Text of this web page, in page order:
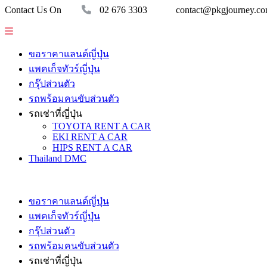
Contact Us On 02 676 3303
ขอราคาแลนด์ญี่ปุ่น
แพคเก็จทัวร์ญี่ปุ่น
กรุ๊ปส่วนตัว
รถพร้อมคนขับส่วนตัว
รถเช่าที่ญี่ปุ่น
TOYOTA RENT A CAR
EKI RENT A CAR
HIPS RENT A CAR
Thailand DMC
ขอราคาแลนด์ญี่ปุ่น
แพคเก็จทัวร์ญี่ปุ่น
กรุ๊ปส่วนตัว
รถพร้อมคนขับส่วนตัว
รถเช่าที่ญี่ปุ่น